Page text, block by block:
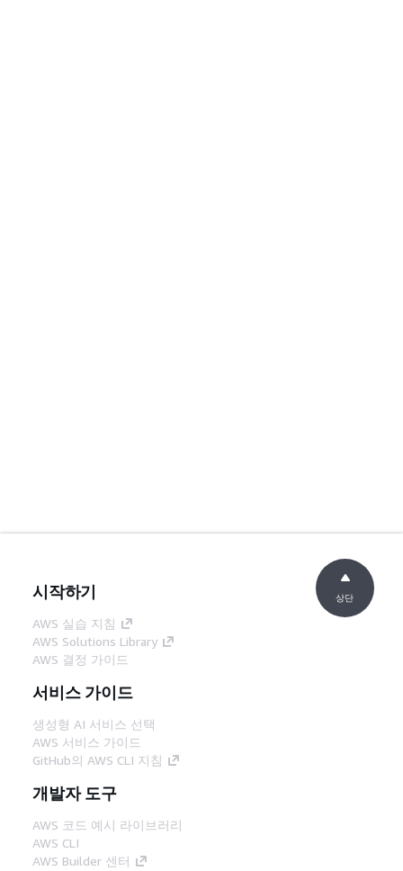
시작하기
AWS 실습 지침
AWS Solutions Library
AWS 결정 가이드
서비스 가이드
생성형 AI 서비스 선택
AWS 서비스 가이드
GitHub의 AWS CLI 지침
개발자 도구
AWS 코드 예시 라이브러리
AWS CLI
AWS Builder 센터
상단